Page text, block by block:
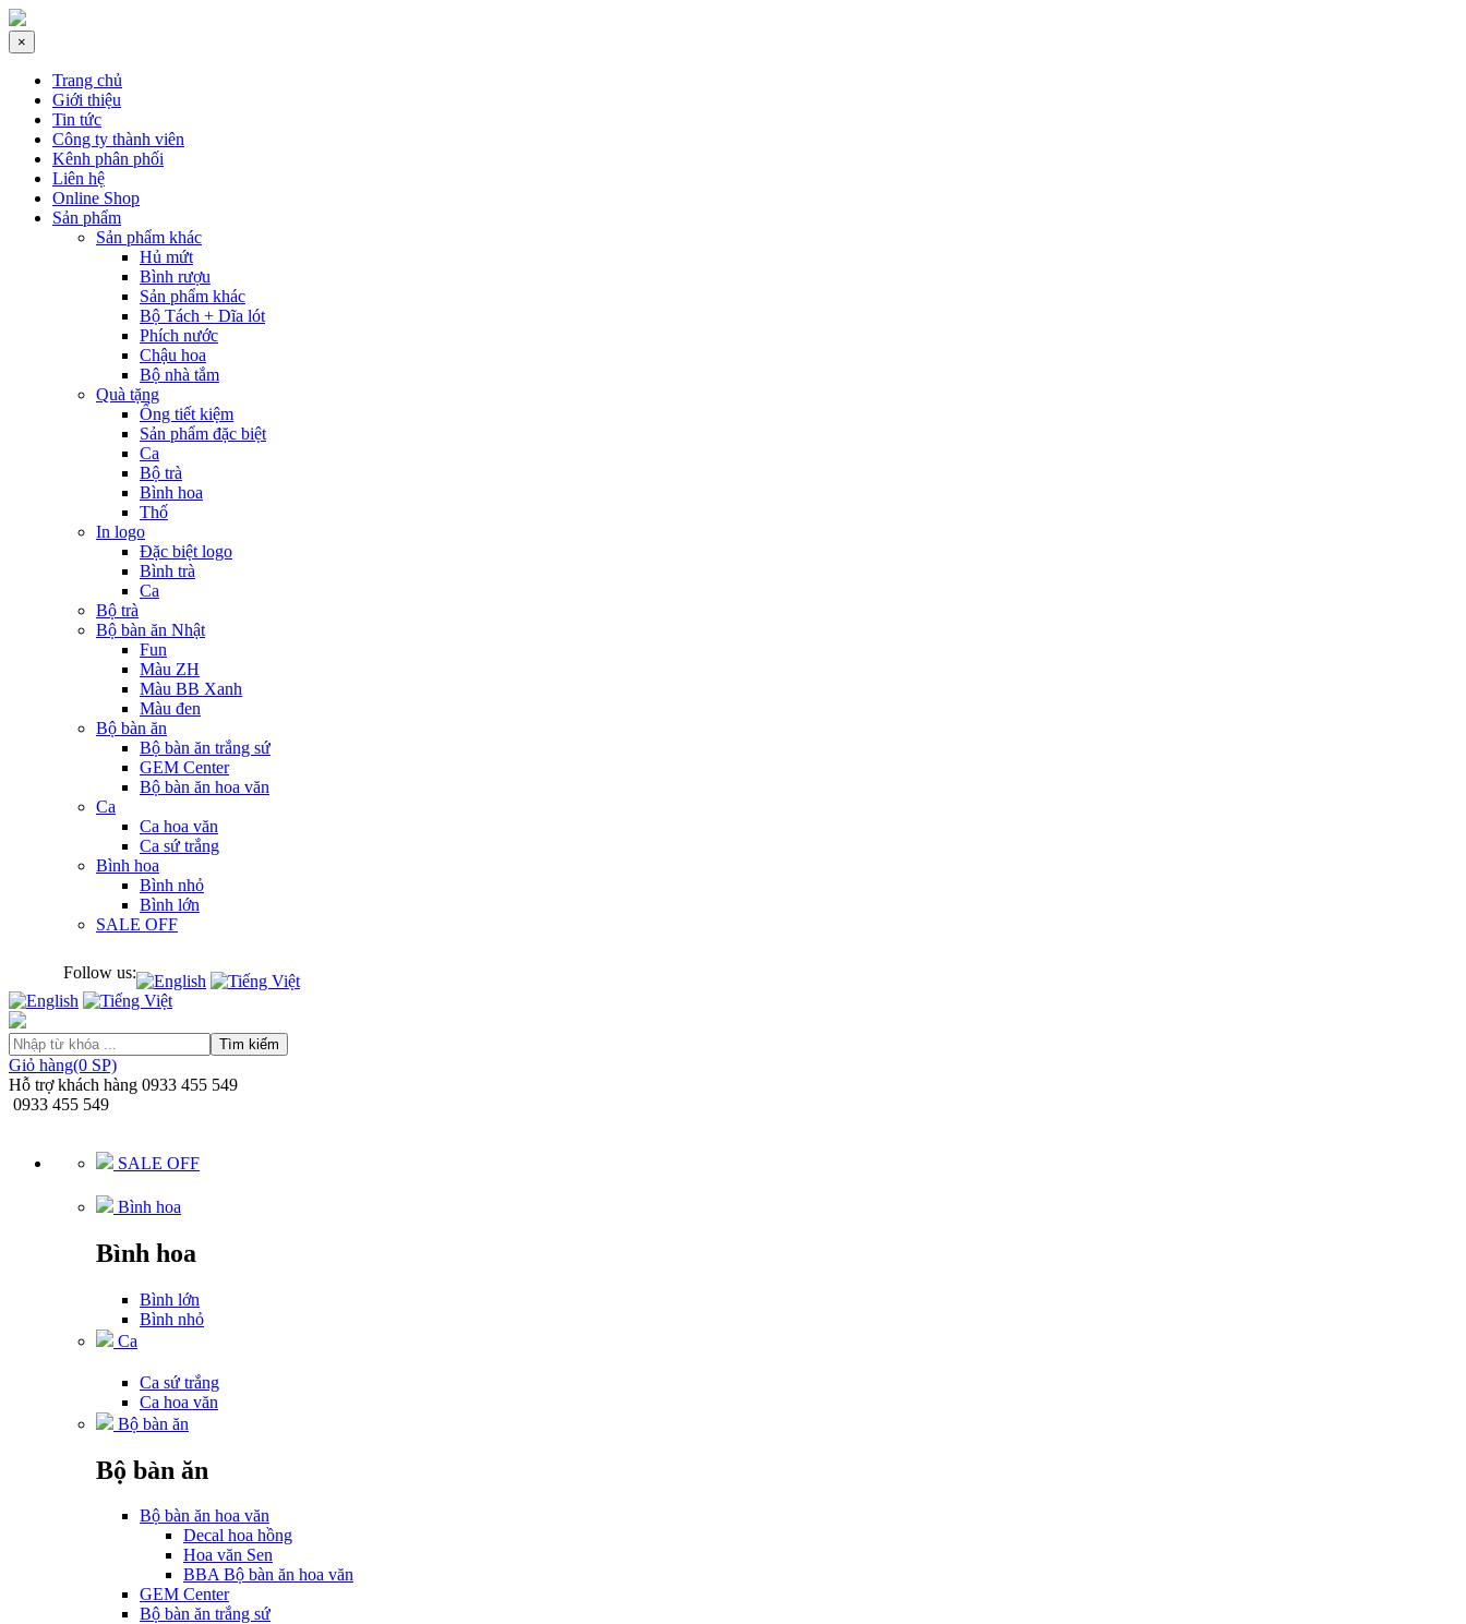
×
Trang chủ
Giới thiệu
Tin tức
Công ty thành viên
Kênh phân phối
Liên hệ
Online Shop
Sản phẩm
Sản phẩm khác
Hủ mứt
Bình rượu
Sản phẩm khác
Bộ Tách + Dĩa lót
Phích nước
Chậu hoa
Bộ nhà tắm
Quà tặng
Ống tiết kiệm
Sản phẩm đặc biệt
Ca
Bộ trà
Bình hoa
Thố
In logo
Đặc biệt logo
Bình trà
Ca
Bộ trà
Bộ bàn ăn Nhật
Fun
Màu ZH
Màu BB Xanh
Màu đen
Bộ bàn ăn
Bộ bàn ăn trắng sứ
GEM Center
Bộ bàn ăn hoa văn
Ca
Ca hoa văn
Ca sứ trắng
Bình hoa
Bình nhỏ
Bình lớn
SALE OFF
Follow us:
Tìm kiếm
Giỏ hàng(0 SP)
Hỗ trợ khách hàng 0933 455 549
0933 455 549
SALE OFF
Bình hoa
Bình hoa
Bình lớn
Bình nhỏ
Ca
Ca sứ trắng
Ca hoa văn
Bộ bàn ăn
Bộ bàn ăn
Bộ bàn ăn hoa văn
Decal hoa hồng
Hoa văn Sen
BBA Bộ bàn ăn hoa văn
GEM Center
Bộ bàn ăn trắng sứ